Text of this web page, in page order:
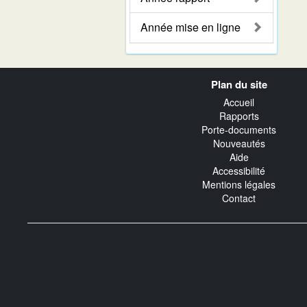
Année mise en ligne
Plan du site
Accueil
Rapports
Porte-documents
Nouveautés
Aide
Accessibilité
Mentions légales
Contact